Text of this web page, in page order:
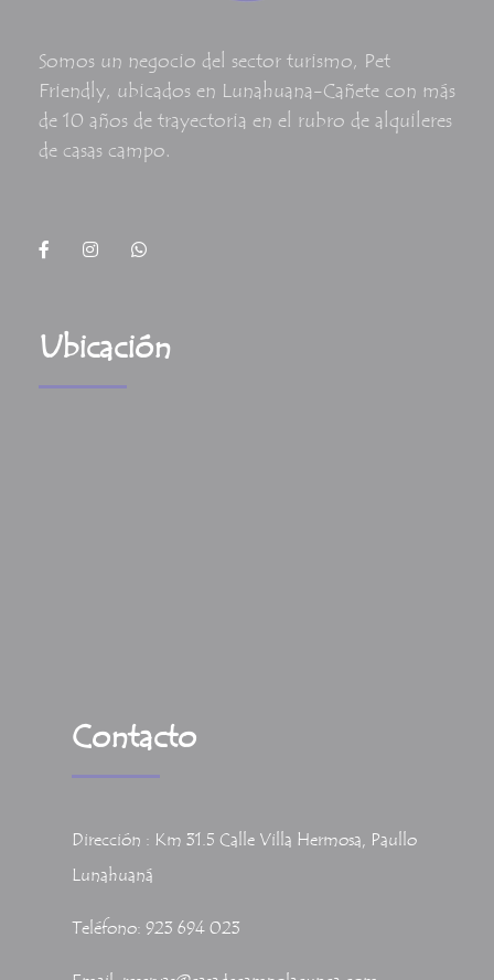
Somos un negocio del sector turismo, Pet
Friendly, ubicados en Lunahuana-Cañete con más
de 10 años de trayectoria en el rubro de alquileres
de casas campo.
Ubicación
Contacto
Dirección : Km 31.5 Calle Villa Hermosa, Paullo
Lunahuaná
Teléfono: 923 694 023